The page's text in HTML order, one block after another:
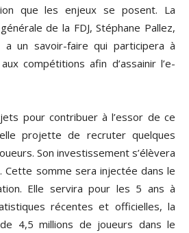
que les enjeux se posent. La
de la FDJ, Stéphane Pallez,
un savoir-faire qui participera à
compétitions afin d’assainir l’e-
pour contribuer à l’essor de ce
projette de recruter quelques
Son investissement s’élèvera
Cette somme sera injectée dans le
Elle servira pour les 5 ans à
récentes et officielles, la
4,5 millions de joueurs dans le